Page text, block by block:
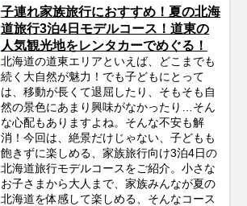
子連れ家族旅行におすすめ！夏の北海
道旅行3泊4日モデルコース！道東の
人気観光地をレンタカーでめぐる！
北海道の道東エリアといえば、どこまでも
続く大自然が魅力！でも子どもにとって
は、移動が長くて退屈したり、そもそも自
然の景色にあまり興味がなかったり…そん
な心配もありますよね。そんな不安も解
消！今回は、絶景だけじゃない、子どもも
飽きずに楽しめる、家族旅行向け3泊4日の
北海道旅行モデルコースをご紹介。小さな
お子さまから大人まで、家族みんなが夏の
北海道を体感して楽しめる、そんなコース